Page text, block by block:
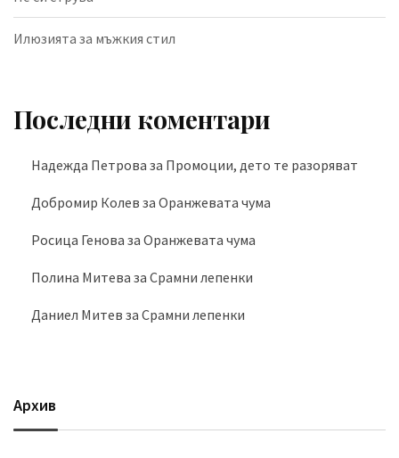
Илюзията за мъжкия стил
Последни коментари
Надежда Петрова за Промоции, дето те разоряват
Добромир Колев за Оранжевата чума
Росица Генова за Оранжевата чума
Полина Митева за Срамни лепенки
Даниел Митев за Срамни лепенки
Архив